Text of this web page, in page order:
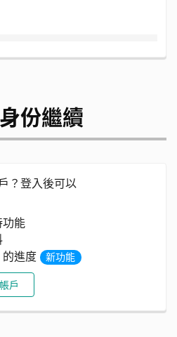
份繼續
？登入後可以
功能
的進度
新功能
戶